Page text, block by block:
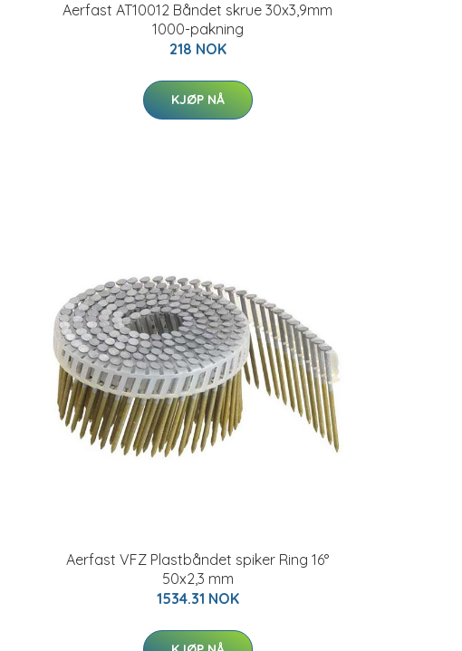
Aerfast AT10012 Båndet skrue 30x3,9mm
1000-pakning
218 NOK
KJØP NÅ
Aerfast VFZ Plastbåndet spiker Ring 16°
50x2,3 mm
1534.31 NOK